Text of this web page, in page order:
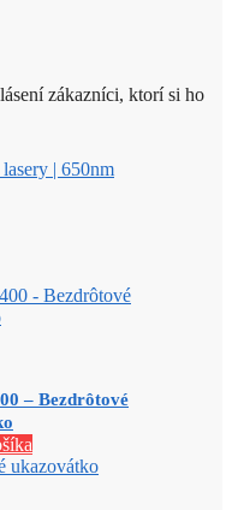
zákazníci, ktorí si ho
| 650nm
– Bezdrôtové